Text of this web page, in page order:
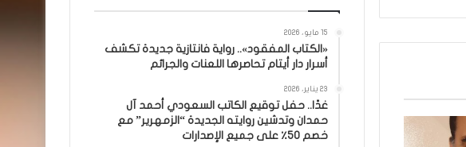
15 مايو، 2026
«الكتاب المفقود».. رواية فانتازية جديدة تكشف
أسرار دار أيتام تحاصرها اللعنات والجرائم
23 يناير، 2026
غدًا.. حفل توقيع الكاتب السعودي أحمد آل
حمدان وتدشين روايته الجديدة “الزمهرير” مع
خصم 50٪ على جميع الإصدارات